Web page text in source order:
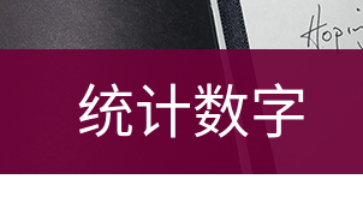
统计数字